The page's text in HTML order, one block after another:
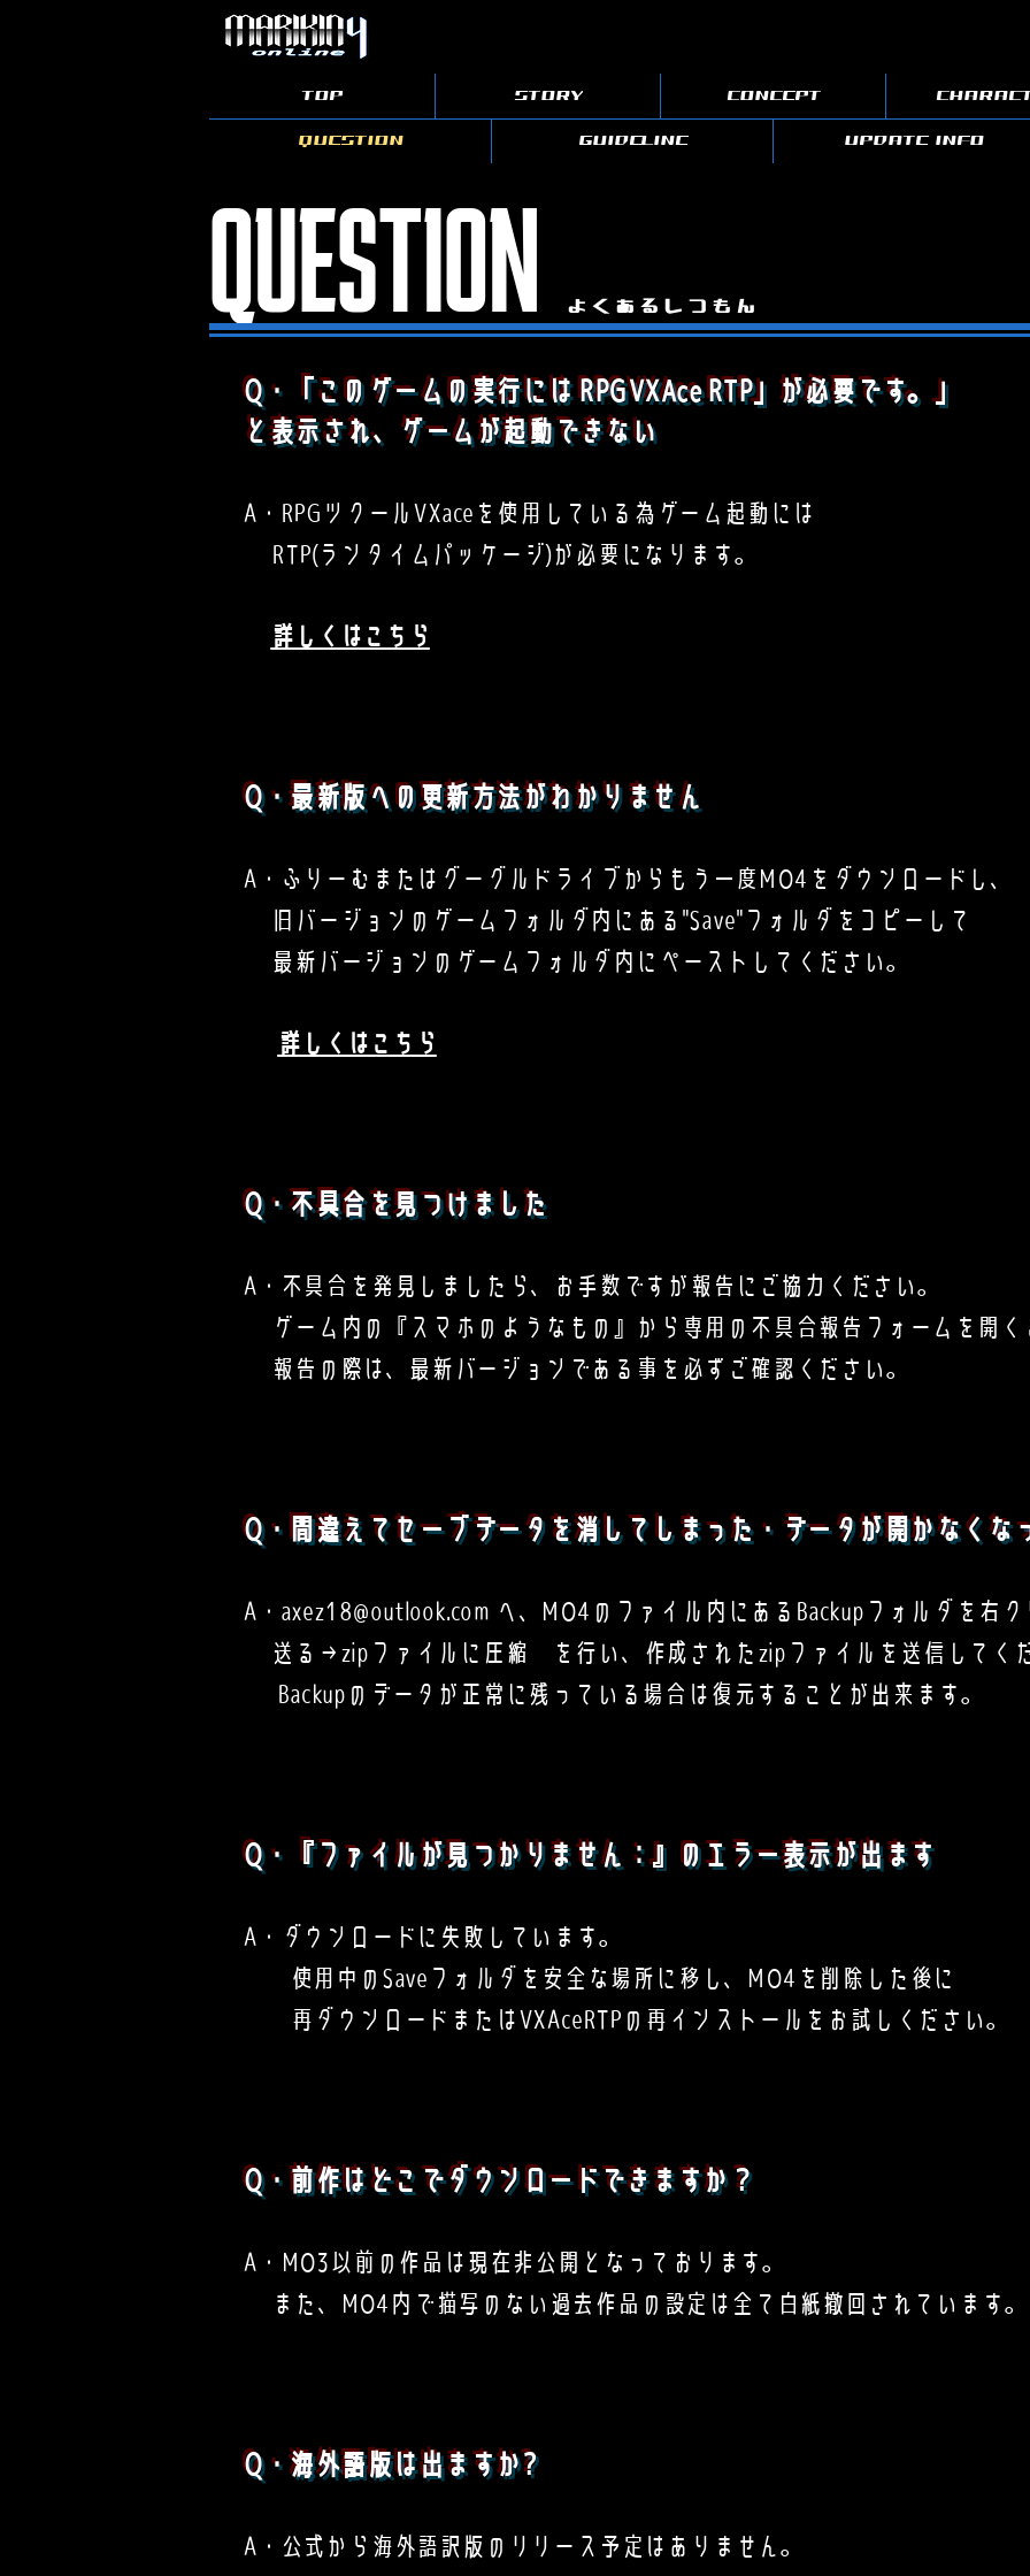
©team MO / Axez presents.
TOP STORY CONCEPT
QUESTION GUIDELINE UPDATE INFO
QUESTION よくあるしつもん
Q・「このゲームの実行には RPGVXAce RTP」が必要です。」
と表示され、ゲームが起動できない
A・RPGツクールVXaceを使用している為ゲーム起動には
RTP(ランタイムパッケージ)が必要になります。
詳しくはこちら
Q・最新版への更新方法がわかりません
A・ふりーむまたはグーグルドライブからもう一度MO4をダウンロードし、
旧バージョンのゲームフォルダ内にある"Save"フォルダをコピーして
最新バージョンのゲームフォルダ内にペーストしてください。
詳しくはこちら
Q・不具合を見つけました
A・不具合を発見しましたら、お手数ですが報告にご協力ください。
ゲーム内の『スマホのようなもの』から専用の不具合報告フォームを開く
報告の際は、最新バージョンである事を必ずご確認ください。
Q・間違えてセーブデータを消してしまった・データが開かなくな
A・ axez18@outlook.com へ、MO4のファイル内にあるBackupフォルダを右ク
送る→zipファイルに圧縮 を行い、作成されたzipファイルを 送信してく
Backupのデータが正常に残っている場合は復元することが出来ます。
Q・『ファイルが見つかりません：』のエラー表示が出ます
A・ダウンロードに失敗しています。
使用中のSaveフォルダを安全な場所に移し、MO4を削除した後に
再ダウンロードまたはVXAceRTPの再インストールをお試しください。
Q・前作はどこでダウンロードできますか？
A・MO3以前の作品は現在非公開となっております。
また、MO4内で描写のない過去作品の設定は全て白紙撤回されています。
Q・海外語版は出ますか?
A・公式から海外語訳版のリリース予定はありません。